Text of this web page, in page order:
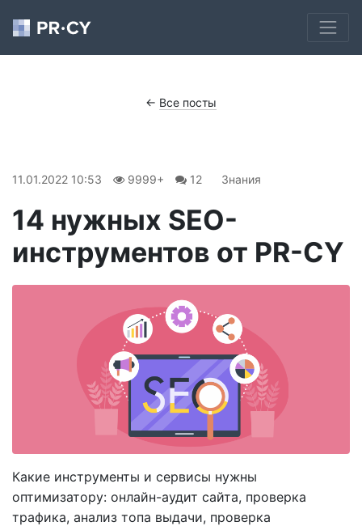
← Все посты
11.01.2022 10:53 9999+ 12 Знания
14 нужных SEO-
инструментов от PR-CY
Какие инструменты и сервисы нужны
оптимизатору: онлайн-аудит сайта, проверка
трафика, анализ топа выдачи, проверка